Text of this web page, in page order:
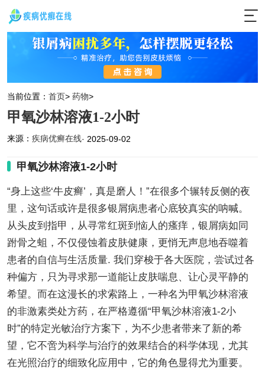
当前位置： 首页> 药物>
甲氧沙林溶液1-2小时
来源： 疾病优癣在线· 2025-09-02
甲氧沙林溶液1-2小时
“身上这些‘牛皮癣’，真是磨人！”在很多个辗转反侧的夜
里，这句话或许是很多银屑病患者心底较真实的呐喊。
从头皮到指甲，从寻常红斑到恼人的瘙痒，银屑病如同
跗骨之蛆，不仅侵蚀着皮肤健康，更悄无声息地吞噬着
患者的自信与生活质量. 我们穿梭于各大医院，尝试过各
种偏方，只为寻求那一道能让皮肤喘息、让心灵平静的
希望。而在这漫长的求索路上，一种名为甲氧沙林溶液
的非激素类处方药，在严格遵循“甲氧沙林溶液1-2小
时”的特定光敏治疗方案下，为不少患者带来了新的希
望，它不啻为科学与治疗的效果结合的科学体现，尤其
在光照治疗的细致化应用中，它的角色显得尤为重要。